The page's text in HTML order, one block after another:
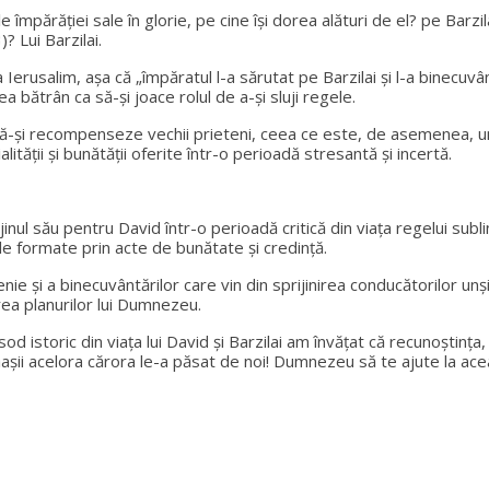
sale în glorie, pe cine își dorea alături de el? pe
Lui Barzilai.
așa că „împăratul l-a sărutat pe Barzilai și l-a
bătrân ca să-și joace rolul de a-și sluji regele.
recompenseze vechii prieteni, ceea ce este, de asemenea,
și bunătății oferite într-o perioadă stresantă și incertă.
său pentru David într-o perioadă critică din viața regelui
formate prin acte de bunătate și credință.
și a binecuvântărilor care vin din sprijinirea conducătorilor
planurilor lui Dumnezeu.
istoric din viața lui David și Barzilai am învățat că
acelora cărora le-a păsat de noi! Dumnezeu să te ajute la